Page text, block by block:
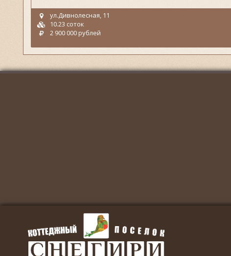
ул.Дивнолесная, 11
10.23 соток
2 900 000 рублей